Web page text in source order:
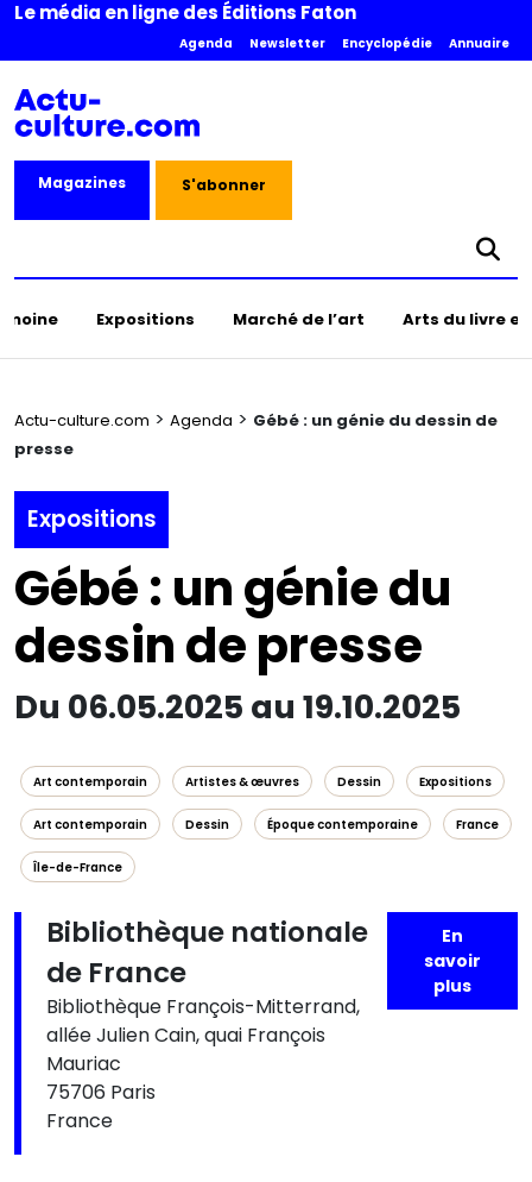
Le média en ligne des Éditions Faton
Agenda Newsletter Encyclopédie Annuaire
Magazines S'abonner
Expositions Marché de l’art Arts du livre
Actu-culture.com > Agenda > Gébé : un génie du dessin de
presse
Expositions
Gébé : un génie du
dessin de presse
Du 06.05.2025 au 19.10.2025
Art contemporain Artistes & œuvres Dessin Expositions
Art contemporain Dessin Époque contemporaine France
Île-de-France
Bibliothèque nationale
de France
Bibliothèque François-Mitterrand,
allée Julien Cain, quai François
Mauriac
75706 Paris
France
En
savoir
plus